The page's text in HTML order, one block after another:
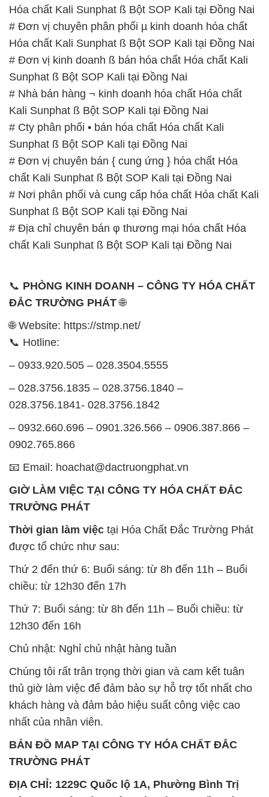
Hóa chất Kali Sunphat ß Bột SOP Kali tại Đồng Nai
# Đơn vị chuyên phân phối µ kinh doanh hóa chất
Hóa chất Kali Sunphat ß Bột SOP Kali tại Đồng Nai
# Đơn vị kinh doanh ß bán hóa chất Hóa chất Kali
Sunphat ß Bột SOP Kali tại Đồng Nai
# Nhà bán hàng ¬ kinh doanh hóa chất Hóa chất
Kali Sunphat ß Bột SOP Kali tại Đồng Nai
# Cty phân phối • bán hóa chất Hóa chất Kali
Sunphat ß Bột SOP Kali tại Đồng Nai
# Đơn vị chuyên bán { cung ứng } hóa chất Hóa
chất Kali Sunphat ß Bột SOP Kali tại Đồng Nai
# Nơi phân phối và cung cấp hóa chất Hóa chất Kali
Sunphat ß Bột SOP Kali tại Đồng Nai
# Địa chỉ chuyên bán φ thương mại hóa chất Hóa
chất Kali Sunphat ß Bột SOP Kali tại Đồng Nai
📞 PHÒNG KINH DOANH – CÔNG TY HÓA CHẤT
ĐẮC TRƯỜNG PHÁT🌐
🌐 Website: https://stmp.net/
📞 Hotline:
– 0933.920.505 – 028.3504.5555
– 028.3756.1835 – 028.3756.1840 –
028.3756.1841- 028.3756.1842
– 0932.660.696 – 0901.326.566 – 0906.387.866 –
0902.765.866
📧 Email: hoachat@dactruongphat.vn
GIỜ LÀM VIỆC TẠI CÔNG TY HÓA CHẤT ĐẮC
TRƯỜNG PHÁT
Thời gian làm việc tại Hóa Chất Đắc Trường Phát
được tổ chức như sau:
Thứ 2 đến thứ 6: Buổi sáng: từ 8h đến 11h – Buổi
chiều: từ 12h30 đến 17h
Thứ 7: Buổi sáng: từ 8h đến 11h – Buổi chiều: từ
12h30 đến 16h
Chủ nhật: Nghỉ chủ nhật hàng tuần
Chúng tôi rất trân trọng thời gian và cam kết tuân
thủ giờ làm việc để đảm bảo sự hỗ trợ tốt nhất cho
khách hàng và đảm bảo hiệu suất công việc cao
nhất của nhân viên.
BẢN ĐỒ MAP TẠI CÔNG TY HÓA CHẤT ĐẮC
TRƯỜNG PHÁT
ĐỊA CHỈ: 1229C Quốc lộ 1A, Phường Bình Trị